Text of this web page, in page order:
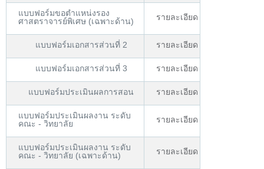
แบบฟอร์มขอตำแหน่งรอง
ศาสตราจารย์พิเศษ (เฉพาะด้าน)
รายละเอียด
แบบฟอร์มเอกสารส่วนที่ 2 รายละเอียด
แบบฟอร์มเอกสารส่วนที่ 3 รายละเอียด
แบบฟอร์มประเมินผลการสอน รายละเอียด
แบบฟอร์มประเมินผลงาน ระดับ
คณะ - วิทยาลัย
รายละเอียด
แบบฟอร์มประเมินผลงาน ระดับ
คณะ - วิทยาลัย (เฉพาะด้าน)
รายละเอียด